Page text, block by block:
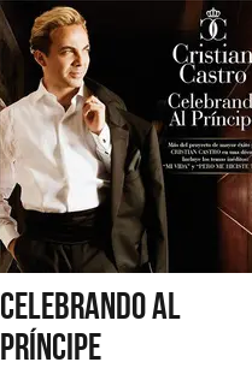
CELEBRANDO AL
PRÍNCIPE